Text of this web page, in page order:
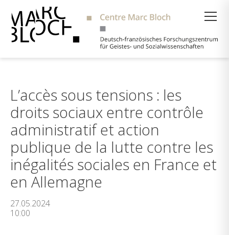
L’accès sous tensions : les
droits sociaux entre contrôle
administratif et action
publique de la lutte contre les
inégalités sociales en France et
en Allemagne
27.05.2024
10:00